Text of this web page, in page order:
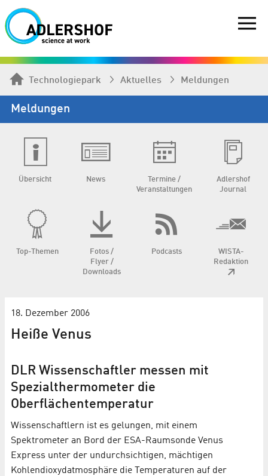
Technologiepark Aktuelles Meldungen
Meldungen
Übersicht News
Termine /
Veranstaltungen
Adlershof
Journal
Top-Themen
Fotos /
Flyer /
Downloads
Podcasts
WISTA-
Redaktion
18. Dezember 2006
Heiße Venus
DLR Wissenschaftler messen mit
Spezialthermometer die
Oberflächentemperatur
Wissenschaftlern ist es gelungen, mit einem
Spektrometer an Bord der ESA-Raumsonde Venus
Express unter der undurchsichtigen, mächtigen
Kohlendioxydatmosphäre die Temperaturen auf der